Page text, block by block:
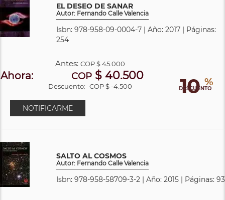
EL DESEO DE SANAR
Autor: Fernando Calle Valencia
Isbn: 978-958-09-0004-7 | Año: 2017 | Páginas:
254
10 %
DESCUENTO
Antes: COP$ 45.000
Ahora: COP $ 40.500
Descuento: COP $ -4.500
NOTIFICARME
SALTO AL COSMOS
Autor: Fernando Calle Valencia
Isbn: 978-958-58709-3-2 | Año: 2015 | Páginas: 93